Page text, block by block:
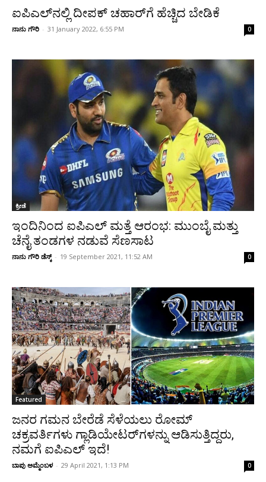
ಐಪಿಎಲ್‌ನಲ್ಲಿ ದೀಪಕ್‌ ಚಹಾರ್‌ಗೆ ಹೆಚ್ಚಿದ ಬೇಡಿಕೆ
ನಾನು ಗೌರಿ - 31 January 2022, 6:55 PM 0
ಕ್ರೀಡೆ
ಇಂದಿನಿಂದ ಐಪಿಎಲ್‌ ಮತ್ತೆ ಆರಂಭ: ಮುಂಬೈ ಮತ್ತು
ಚೆನೈ ತಂಡಗಳ ನಡುವೆ ಸೆಣಸಾಟ
ನಾನು ಗೌರಿ ಡೆಸ್ಕ್ - 19 September 2021, 11:52 AM 0
Featured
ಜನರ ಗಮನ ಬೇರೆಡೆ ಸೆಳೆಯಲು ರೋಮ್‌
ಚಕ್ರವರ್ತಿಗಳು ಗ್ಲಾಡಿಯೇಟರ್‌‌ಗಳನ್ನು ಆಡಿಸುತ್ತಿದ್ದರು,
ನಮಗೆ ಐಪಿಎಲ್ ಇದೆ!
ಬಾಪು ಅಮ್ಮೆಂಬಳ - 29 April 2021, 1:13 PM 0